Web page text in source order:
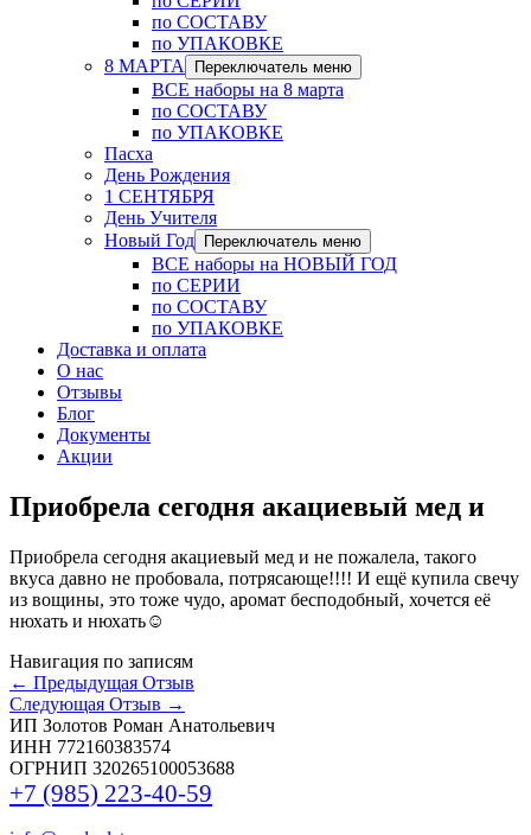
по СОСТАВУ
по УПАКОВКЕ
8 МАРТА
Переключатель меню
ВСЕ наборы на 8 марта
по СОСТАВУ
по УПАКОВКЕ
Пасха
День Рождения
1 СЕНТЯБРЯ
День Учителя
Новый Год
Переключатель меню
ВСЕ наборы на НОВЫЙ ГОД
по СЕРИИ
по СОСТАВУ
по УПАКОВКЕ
Доставка и оплата
О нас
Отзывы
Блог
Документы
Акции
Приобрела сегодня акациевый мед и
Приобрела сегодня акациевый мед и не пожалела, такого
вкуса давно не пробовала, потрясающе!!!! И ещё купила свечу
из вощины, это тоже чудо, аромат бесподобный, хочется её
нюхать и нюхать☺
Навигация по записям
← Предыдущая Отзыв
Следующая Отзыв →
ИП Золотов Роман Анатольевич
ИНН 772160383574
ОГРНИП 320265100053688
+7 (985) 223-40-59